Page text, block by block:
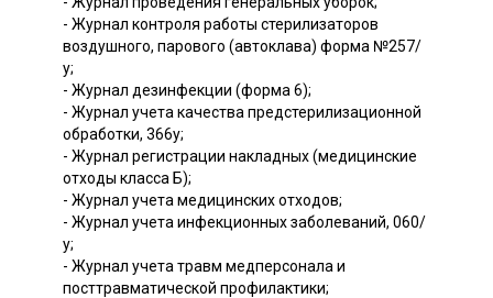
- Журнал контроля работы стерилизаторов
воздушного, парового (автоклава) форма №257/
у;
- Журнал дезинфекции (форма 6);
- Журнал учета качества предстерилизационной
обработки, 366у;
- Журнал регистрации накладных (медицинские
отходы класса Б);
- Журнал учета медицинских отходов;
- Журнал учета инфекционных заболеваний, 060/
у;
- Журнал учета травм медперсонала и
посттравматической профилактики;